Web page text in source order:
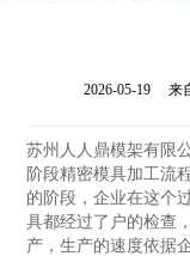
2026-05-19 来
苏州人人鼎模架有限
阶段精密模具加工流
的阶段，企业在这个
具都经过了户的检查
产，生产的速度依据